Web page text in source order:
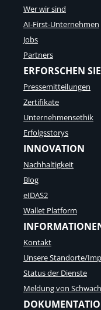
Wer wir sind
AI-First-Unternehmen
Jobs
Partners
ERFORSCHEN SIE
Pressemitteilungen
Zertifikate
Unternehmensethik
Erfolgsstorys
INNOVATION
Nachhaltigkeit
Blog
eIDAS2
Wallet Platform
Kontakt
Unsere Standorte/
Status der Dienste
Meldung von